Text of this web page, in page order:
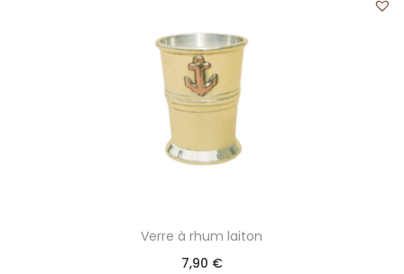
Verre à rhum laiton
7,90 €